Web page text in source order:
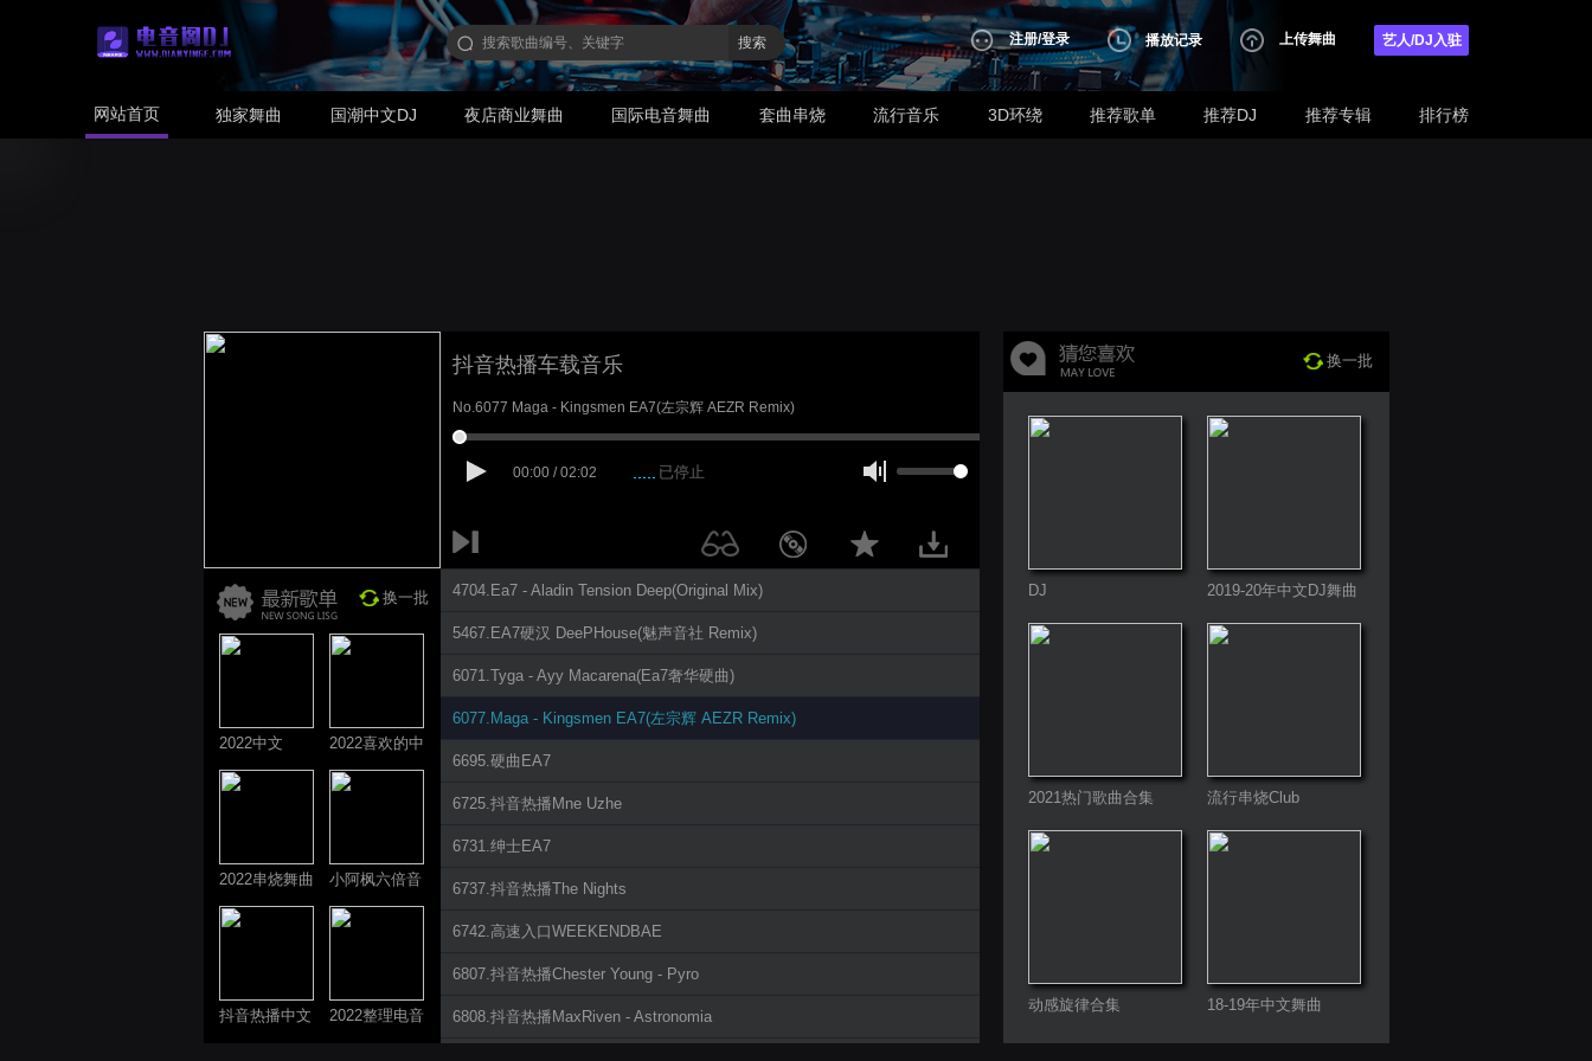
搜索 注册/登录 播放记录 上传舞曲 艺人/DJ入驻
网站首页 独家舞曲 国潮中文DJ 夜店商业舞曲 国际电音舞曲 套曲串烧 流行音乐 3D环绕 推荐歌单 推荐DJ 推荐专辑 排行榜
抖音热播车载音乐
No.6077 Maga - Kingsmen EA7(左宗辉 AEZR Remix)
00:00 / 02:02 已停止
换一批
2022中文
ProgHouse歌
2022喜欢的中
文DJ舞曲
2022串烧舞曲
系列
小阿枫六倍音
质系列 车载
抖音热播中文
2022整理电音
4704.Ea7 - Aladin Tension Deep(Original Mix)
5467.EA7硬汉 DeePHouse(魅声音社 Remix)
6071.Tyga - Ayy Macarena(Ea7奢华硬曲)
6077.Maga - Kingsmen EA7(左宗辉 AEZR Remix)
6695.硬曲EA7
6725.抖音热播Mne Uzhe
6731.绅士EA7
6737.抖音热播The Nights
6742.高速入口WEEKENDBAE
6807.抖音热播Chester Young - Pyro
6808.抖音热播MaxRiven - Astronomia
换一批
DJ 2019-20年中文DJ舞曲
2021热门歌曲合集 流行串烧Club
动感旋律合集
18-19年中文舞曲